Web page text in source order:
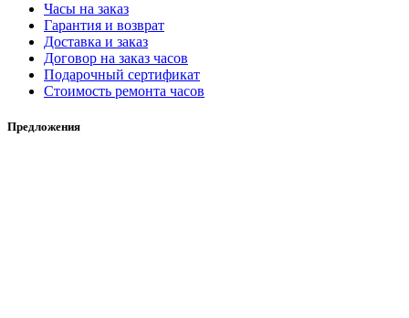
Часы на заказ
Гарантия и возврат
Доставка и заказ
Договор на заказ часов
Подарочный сертификат
Стоимость ремонта часов
Предложения